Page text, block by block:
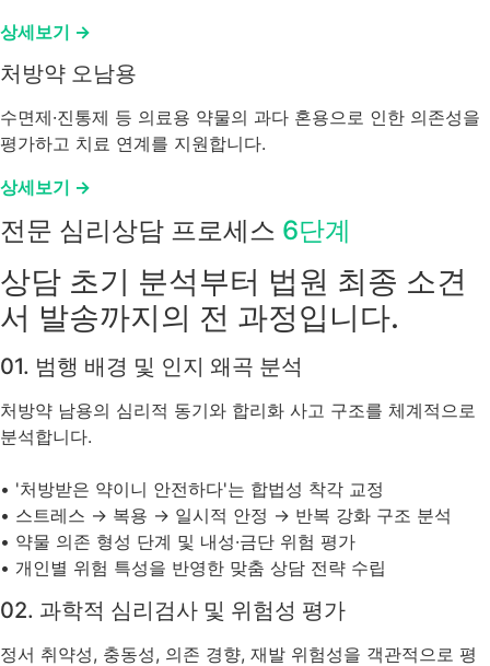
상세보기 →
처방약 오남용
수면제·진통제 등 의료용 약물의 과다 혼용으로 인한 의존성을
평가하고 치료 연계를 지원합니다.
상세보기 →
전문 심리상담 프로세스 6단계
상담 초기 분석부터 법원 최종 소견
서 발송까지의 전 과정입니다.
01. 범행 배경 및 인지 왜곡 분석
처방약 남용의 심리적 동기와 합리화 사고 구조를 체계적으로
분석합니다.
• '처방받은 약이니 안전하다'는 합법성 착각 교정
• 스트레스 → 복용 → 일시적 안정 → 반복 강화 구조 분석
• 약물 의존 형성 단계 및 내성·금단 위험 평가
• 개인별 위험 특성을 반영한 맞춤 상담 전략 수립
02. 과학적 심리검사 및 위험성 평가
정서 취약성, 충동성, 의존 경향, 재발 위험성을 객관적으로 평